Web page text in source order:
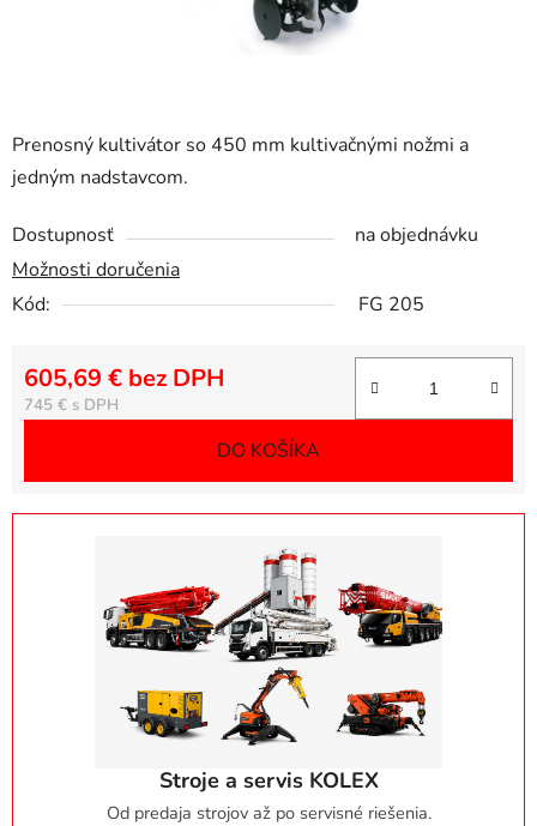
Prenosný kultivátor so 450 mm kultivačnými nožmi a
jedným nadstavcom.
Dostupnosť
na objednávku
Možnosti doručenia
Kód:
FG 205
745 €
605,69 € bez DPH
DO KOŠÍKA
Stroje a servis KOLEX
Od predaja strojov až po servisné riešenia.